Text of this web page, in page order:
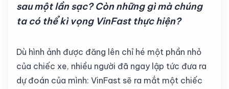
sau một lần sạc? Còn những gì mà chúng
ta có thể kì vọng VinFast thực hiện?
Dù hình ảnh được đăng lên chỉ hé một phần nhỏ
của chiếc xe, nhiều người đã ngay lập tức đưa ra
dự đoán của mình: VinFast sẽ ra mắt một chiếc